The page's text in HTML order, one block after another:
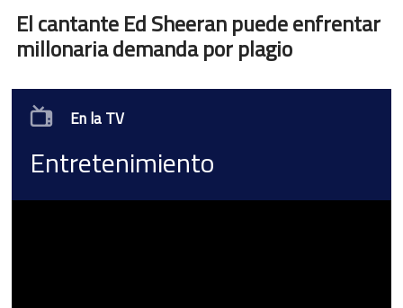
El cantante Ed Sheeran puede enfrentar
millonaria demanda por plagio
En la TV
Entretenimiento